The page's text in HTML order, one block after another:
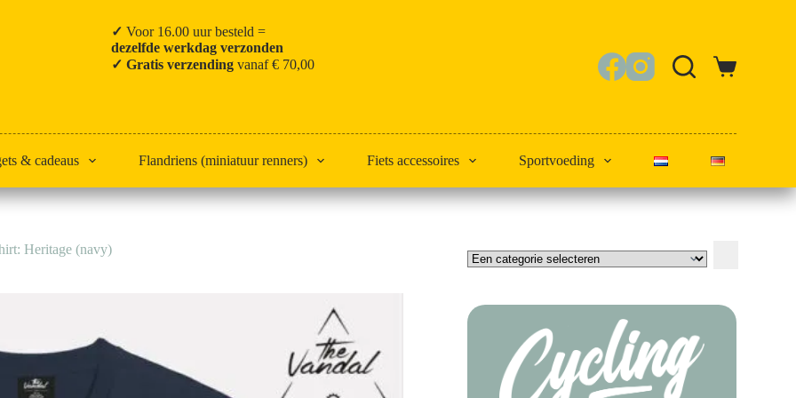
✓ Voor 16.00 uur besteld =
dezelfde werkdag verzonden
✓ Gratis verzendingvanaf € 70,00
Winkelwagen
& cadeaus Flandriens (miniatuur renners) Fiets accessoires Sportvoeding
Heritage (navy)
categorie